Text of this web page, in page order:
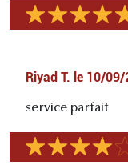
Riyad T. le 10/09/
service parfait